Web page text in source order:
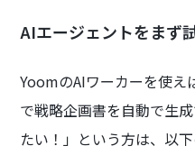
AIエージェントをまず
YoomのAIワーカーを使え
で戦略企画書を自動で生
たい！」という方は、以